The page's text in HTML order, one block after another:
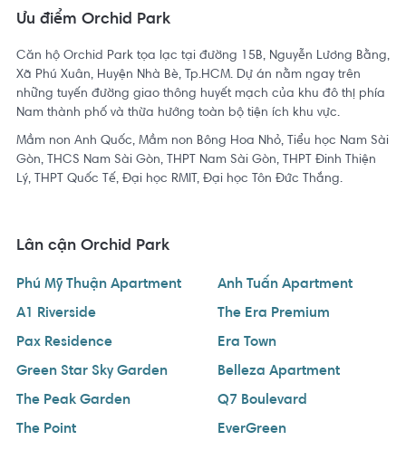
Ưu điểm Orchid Park
Căn hộ Orchid Park tọa lạc tại đường 15B, Nguyễn Lương Bằng,
Xã Phú Xuân, Huyện Nhà Bè, Tp.HCM. Dự án nằm ngay trên
những tuyến đường giao thông huyết mạch của khu đô thị phía
Nam thành phố và thừa hưởng toàn bộ tiện ích khu vực.
Mầm non Anh Quốc, Mầm non Bông Hoa Nhỏ, Tiểu học Nam Sài
Gòn, THCS Nam Sài Gòn, THPT Nam Sài Gòn, THPT Đinh Thiện
Lý, THPT Quốc Tế, Đại học RMIT, Đại học Tôn Đức Thắng.
Lân cận Orchid Park
Phú Mỹ Thuận Apartment
Anh Tuấn Apartment
A1 Riverside
The Era Premium
Pax Residence
Era Town
Green Star Sky Garden
Belleza Apartment
The Peak Garden
Q7 Boulevard
The Point
EverGreen